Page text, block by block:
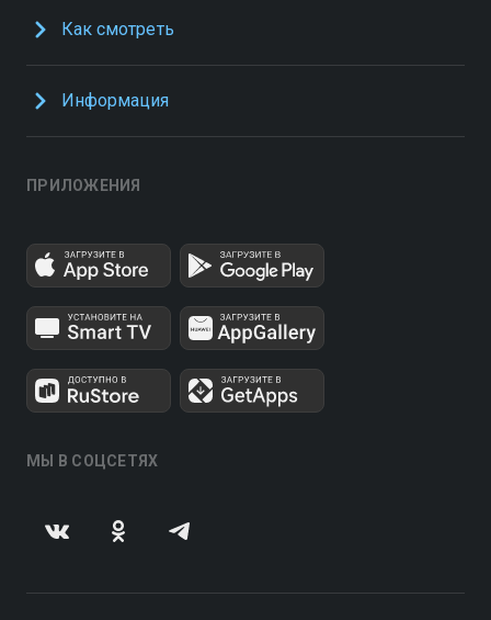
Как смотреть
Информация
ПРИЛОЖЕНИЯ
МЫ В СОЦСЕТЯХ